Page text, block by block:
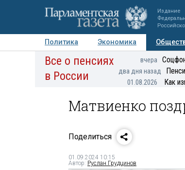
Издание
Политика Экономика
Авторы Персоны Мнения
Все о пенсиях
в России
вчера
два дня назад
01.08.2026 Как
Матвиенко
Поделиться
01.09.2024 10:15
Автор: Руслан Грудцинов